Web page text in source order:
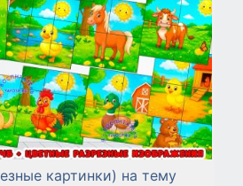
картинки) на тему